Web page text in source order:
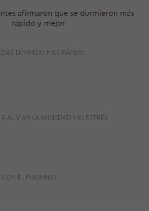
afirmaron que se durmieron más
rápido y mejor
DORMIDO MÁS RÁPIDO
ALIVIAR LA ANSIEDAD Y EL ESTRÉS
CON EL INSOMNIO.